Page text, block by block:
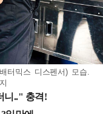
터믹스 디스펜서) 모습.